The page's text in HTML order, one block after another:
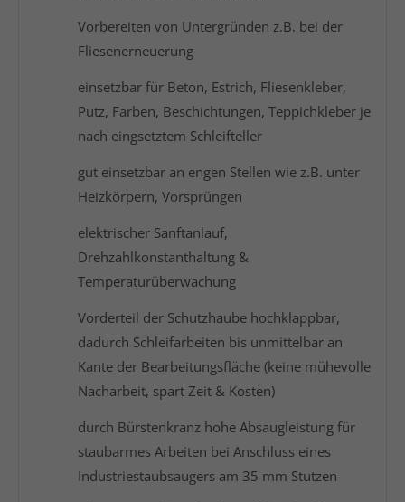
Vorbereiten von Untergründen z.B. bei der
Fliesenerneuerung
einsetzbar für Beton, Estrich, Fliesenkleber,
Putz, Farben, Beschichtungen, Teppichkleber je
nach eingsetztem Schleifteller
gut einsetzbar an engen Stellen wie z.B. unter
Heizkörpern, Vorsprüngen
elektrischer Sanftanlauf,
Drehzahlkonstanthaltung &
Temperaturüberwachung
Vorderteil der Schutzhaube hochklappbar,
dadurch Schleifarbeiten bis unmittelbar an
Kante der Bearbeitungsfläche (keine mühevolle
Nacharbeit, spart Zeit & Kosten)
durch Bürstenkranz hohe Absaugleistung für
staubarmes Arbeiten bei Anschluss eines
Industriestaubsaugers am 35 mm Stutzen